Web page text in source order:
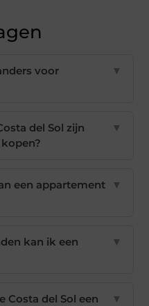
voor
▼
del Sol zijn
▼
een appartement
▼
kan ik een
▼
Costa del Sol een
▼